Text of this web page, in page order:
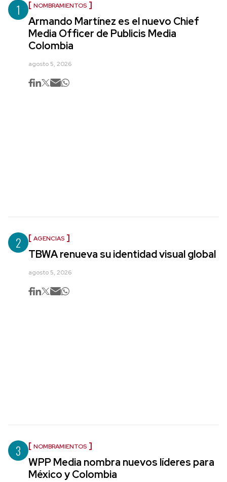
1 NOMBRAMIENTOS
Armando Martínez es el nuevo Chief
Media Officer de Publicis Media
Colombia
agosto 5, 2026
2 AGENCIAS
TBWA renueva su identidad visual global
agosto 5, 2026
3 NOMBRAMIENTOS
WPP Media nombra nuevos líderes para
México y Colombia